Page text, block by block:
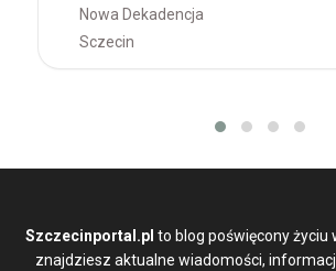
Nowa Dekadencja
Sczecin
Szczecinportal.pl to blog poświęcony życiu
znajdziesz aktualne wiadomości,